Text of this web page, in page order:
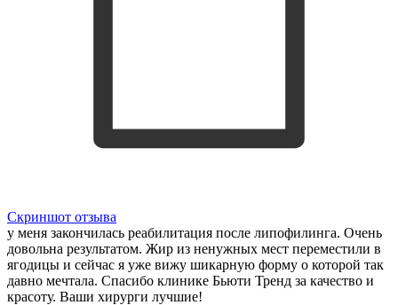
Скриншот отзыва
у меня закончилась реабилитация после липофилинга. Очень
довольна результатом. Жир из ненужных мест переместили в
ягодицы и сейчас я уже вижу шикарную форму о которой так
давно мечтала. Спасибо клинике Бьюти Тренд за качество и
красоту. Ваши хирурги лучшие!